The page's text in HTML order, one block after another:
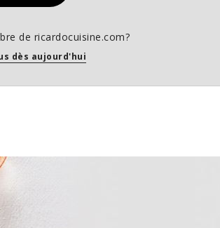
de ricardocuisine.com?
dès aujourd'hui